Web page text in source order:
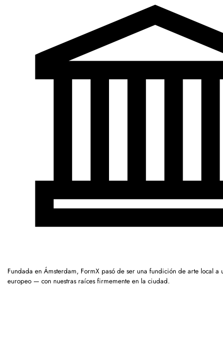
Fundada en Ámsterdam, FormX pasó de ser una fundición de arte local
europeo — con nuestras raíces firmemente en la ciudad.